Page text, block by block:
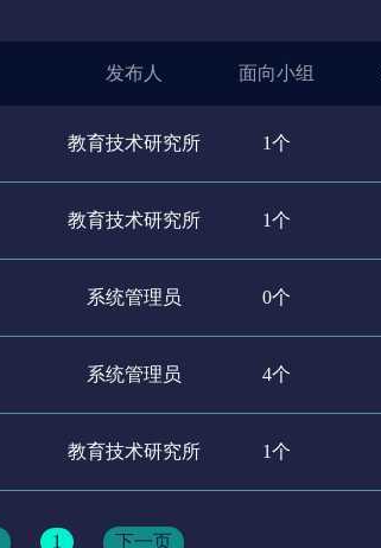
发布人 面向小组
教育技术研究所 1个
教育技术研究所 1个
系统管理员 0个
系统管理员 4个
教育技术研究所 1个
1 下一页